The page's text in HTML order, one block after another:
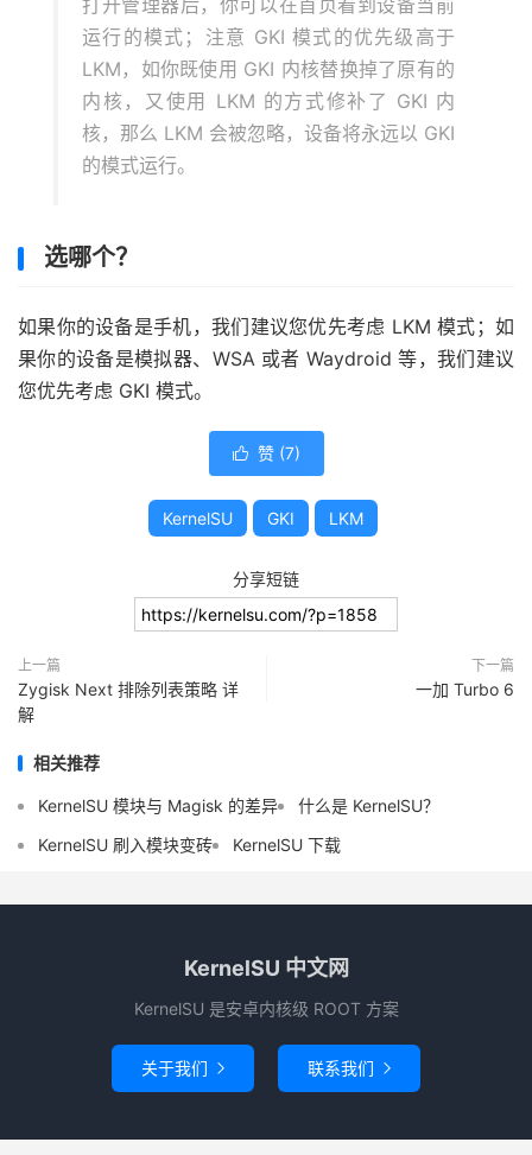
打开管理器后，你可以在首页看到设备当前
运行的模式；注意 GKI 模式的优先级高于
LKM，如你既使用 GKI 内核替换掉了原有的
内核，又使用 LKM 的方式修补了 GKI 内
核，那么 LKM 会被忽略，设备将永远以 GKI
的模式运行。
选哪个？
如果你的设备是手机，我们建议您优先考虑 LKM 模式；如
果你的设备是模拟器、WSA 或者 Waydroid 等，我们建议
您优先考虑 GKI 模式。
 赞 (7)
KernelSU GKI LKM
分享短链
上一篇
Zygisk Next 排除列表策略 详
解
下一篇
一加 Turbo 6
相关推荐
KernelSU 模块与 Magisk 的差异
什么是 KernelSU？
KernelSU 刷入模块变砖
KernelSU 下载
KernelSU 中文网
KernelSU 是安卓内核级 ROOT 方案
关于我们  联系我们 